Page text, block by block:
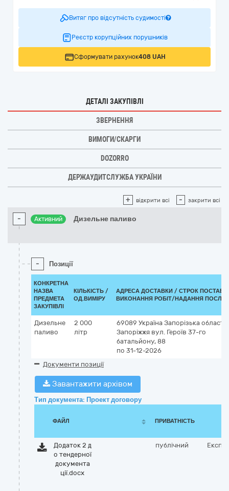
Витяг про відсутність судимості
Реєстр корупційних порушників
Сформувати рахунок408 UAH
ДЕТАЛІ ЗАКУПІВЛІ
ЗВЕРНЕННЯ
ВИМОГИ/СКАРГИ
DOZORRO
ДЕРЖАУДИТСЛУЖБА УКРАЇНИ
+ відкрити всі - закрити всі
- Активний Дизельне паливо
- Позиції
КОНКРЕТНА
НАЗВА
ПРЕДМЕТА
ЗАКУПІВЛІ
КІЛЬКІСТЬ /
ОД.ВИМІРУ
АДРЕСА ДОСТАВКИ / СТРОК
ВИКОНАННЯ РОБІТ/НАДАННЯ
Дизельне
паливо
2 000
літр
69089 Україна Запорізька область
Запоріжжя вул. Героїв 37-го
батальйону, 88
по 31-12-2026
Документи позиції
Завантажити архівом
Тип документа: Проект договору
ФАЙЛ ПРИВАТНІСТЬ
Додаток 2 д
о тендерної
документа
ції.docx
публічний